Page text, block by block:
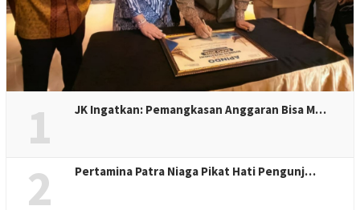
1 JK Ingatkan: Pemangkasan Anggaran Bisa M…
2 Pertamina Patra Niaga Pikat Hati Pengunj…